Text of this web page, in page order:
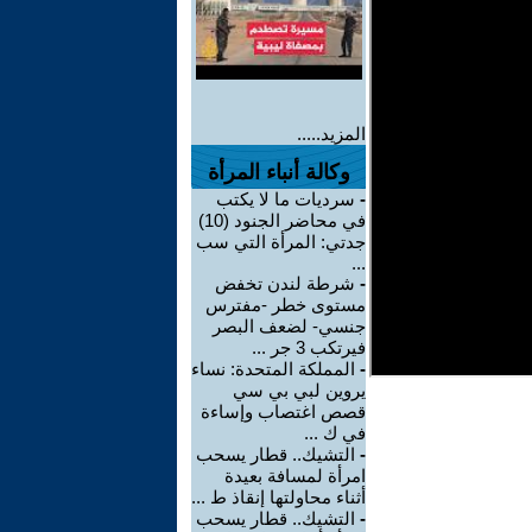
المزيد.....
وكالة أنباء المرأة
- سرديات ما لا يكتب
في محاضر الجنود (10)
جدتي: المرأة التي سب
...
- شرطة لندن تخفض
مستوى خطر -مفترس
جنسي- لضعف البصر
فيرتكب 3 جر ...
- المملكة المتحدة: نساء
يروين لبي بي سي
قصص اغتصاب وإساءة
في ك ...
- التشيك.. قطار يسحب
امرأة لمسافة بعيدة
أثناء محاولتها إنقاذ ط ...
- التشيك.. قطار يسحب